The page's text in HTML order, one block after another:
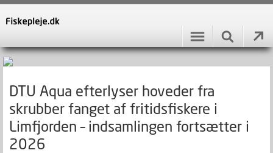
DTU Aqua efterlyser hoveder fra
skrubber fanget af fritidsfiskere i
Limfjorden – indsamlingen fortsætter i
2026